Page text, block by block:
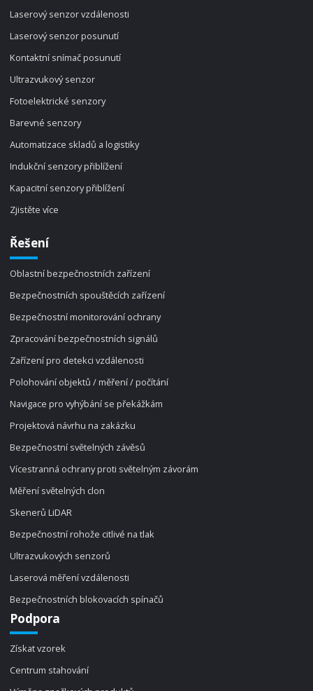
Laserový senzor vzdálenosti
Laserový senzor posunutí
Kontaktní snímač posunutí
Ultrazvukový senzor
Fotoelektrické senzory
Barevné senzory
Automatizace skladů a logistiky
Indukční senzory přiblížení
Kapacitní senzory přiblížení
Zjistěte více
Řešení
Oblastní bezpečnostních zařízení
Bezpečnostních spouštěcích zařízení
Bezpečnostní monitorování ochrany
Zpracování bezpečnostních signálů
Zařízení pro detekci vzdálenosti
Polohování objektů / měření / počítání
Navigace pro vyhýbání se překážkám
Projektová návrhu na zakázku
Bezpečnostní světelných závěsů
Vícestranná ochrany proti světelným závorám
Měření světelných clon
Skenerů LiDAR
Bezpečnostní rohože citlivé na tlak
Ultrazvukových senzorů
Laserová měření vzdálenosti
Bezpečnostních blokovacích spínačů
Podpora
Získat vzorek
Centrum stahování